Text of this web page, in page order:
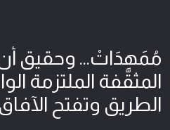
مُمَهِدَاتْ... وحقيق أن
المثقّفة الملتزمة
الطريق وتفتح